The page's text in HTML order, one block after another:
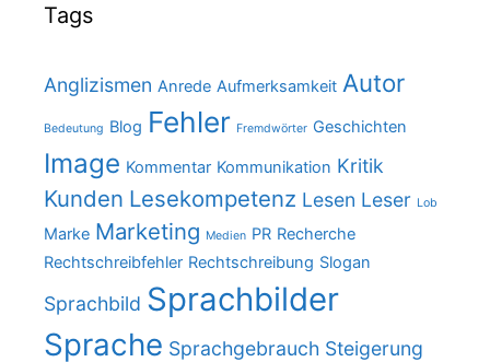
Tags
Anglizismen Anrede Aufmerksamkeit Autor
Bedeutung Blog Fehler Fremdwörter Geschichten
Image Kommentar Kommunikation Kritik
Kunden Lesekompetenz Lesen Leser Lob
Marke Marketing Medien PR Recherche
Rechtschreibfehler Rechtschreibung Slogan
Sprachbild Sprachbilder
Sprache Sprachgebrauch Steigerung